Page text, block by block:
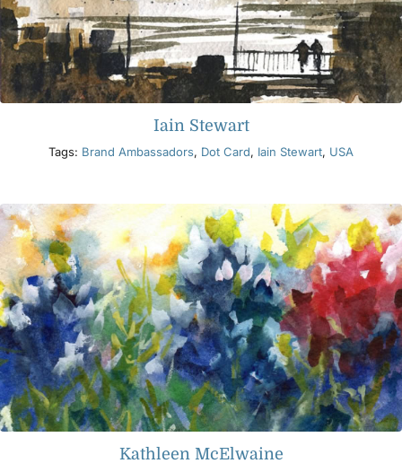
Iain Stewart
Tags: Brand Ambassadors, Dot Card, Iain Stewart, USA
Kathleen McElwaine